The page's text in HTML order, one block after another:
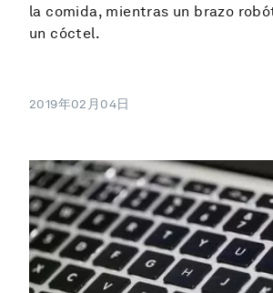
la comida, mientras un brazo
un cóctel.
2019年02月04日